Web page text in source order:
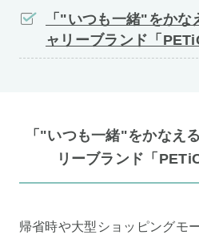
「"いつも一緒"をか
ャリーブランド「
「"いつも一緒"をかなえ
リーブランド「
帰省時や大型ショッピングモ